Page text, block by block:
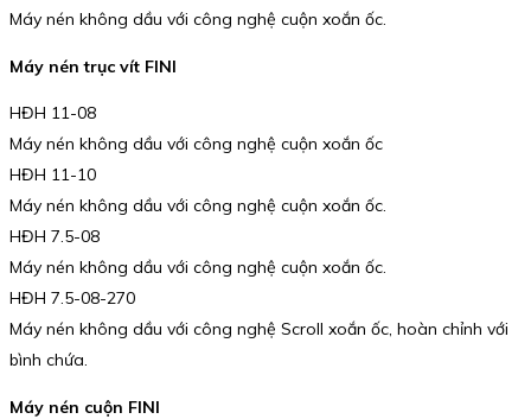
Máy nén không dầu với công nghệ cuộn xoắn ốc.
Máy nén trục vít FINI
HĐH 11-08
Máy nén không dầu với công nghệ cuộn xoắn ốc
HĐH 11-10
Máy nén không dầu với công nghệ cuộn xoắn ốc.
HĐH 7.5-08
Máy nén không dầu với công nghệ cuộn xoắn ốc.
HĐH 7.5-08-270
Máy nén không dầu với công nghệ Scroll xoắn ốc, hoàn chỉnh với
bình chứa.
Máy nén cuộn FINI